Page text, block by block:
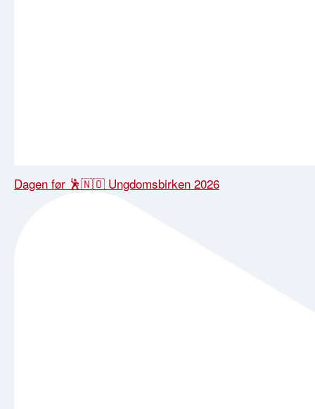
Dagen før 🕺🇳🇴 Ungdomsbirken 2026